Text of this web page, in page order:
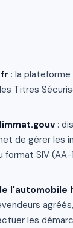
: la
Titres
:
de gérer les
format SIV
l'automobile
les